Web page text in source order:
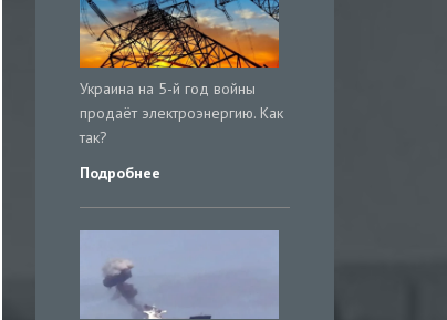
Украина на 5-й год войны
продаёт электроэнергию. Как
так?
Подробнее